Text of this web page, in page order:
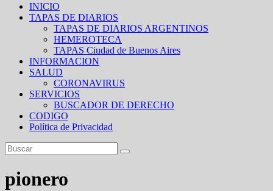
INICIO
TAPAS DE DIARIOS
TAPAS DE DIARIOS ARGENTINOS
HEMEROTECA
TAPAS Ciudad de Buenos Aires
INFORMACION
SALUD
CORONAVIRUS
SERVICIOS
BUSCADOR DE DERECHO
CODIGO
Política de Privacidad
pionero